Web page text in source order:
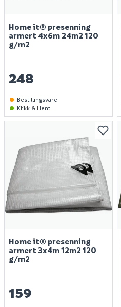
Home it® presenning
armert 4x6m 24m2 120
g/m2
248
Bestillingsvare
Klikk & Hent
Home it® presenning
armert 3x4m 12m2 120
g/m2
159